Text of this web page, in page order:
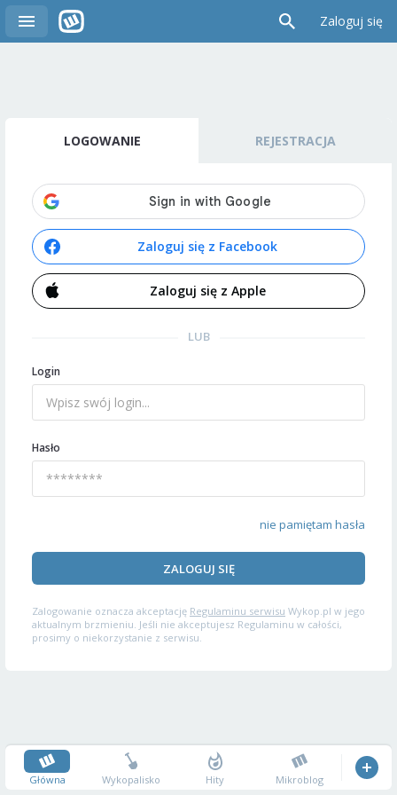
Zaloguj się
LOGOWANIE REJESTRACJA
Zaloguj się z Facebook
Zaloguj się z Apple
LUB
Login
Hasło
nie pamiętam hasła
ZALOGUJ SIĘ
Zalogowanie oznacza akceptację Regulaminu serwisu Wykop.pl w jego
aktualnym brzmieniu. Jeśli nie akceptujesz Regulaminu w całości,
prosimy o niekorzystanie z serwisu.
Główna Wykopalisko Hity Mikroblog